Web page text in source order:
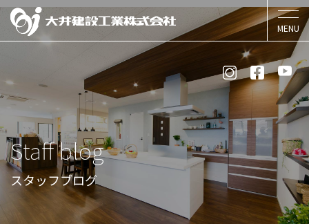
Staff blog
スタッフブログ